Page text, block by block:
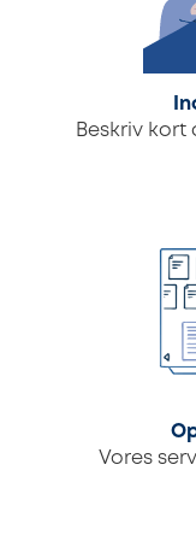
Beskriv kort
Vores